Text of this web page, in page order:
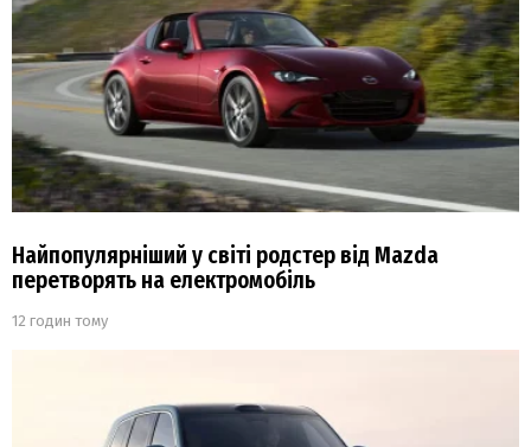
Найпопулярніший у світі родстер від Mazda
перетворять на електромобіль
12 годин тому